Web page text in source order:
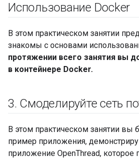
Использование Docker
В этом практическом занятии
знакомы с основами
протяжении всего занятия вы
в контейнере Docker.
3. Смоделируйте сеть
В этом практическом занятии вы
пример приложения,
приложение OpenThread, которое